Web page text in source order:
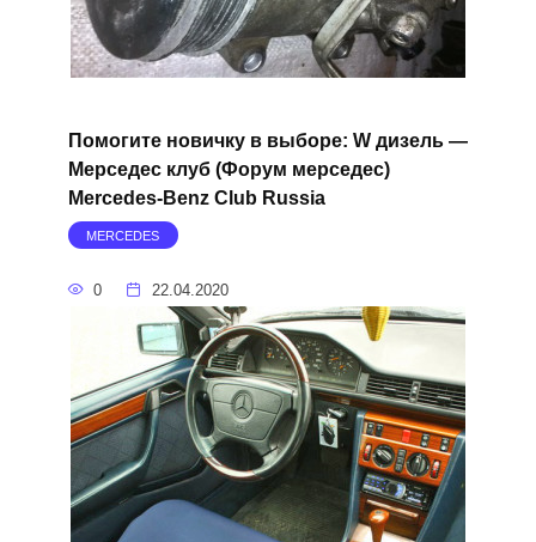
Помогите новичку в выборе: W дизель —
Мерседес клуб (Форум мерседес)
Mercedes-Benz Club Russia
MERCEDES
0 22.04.2020